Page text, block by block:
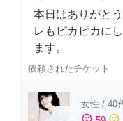
本日はありがと
レもピカピカに
ます。
依頼されたチケット
女性 / 40
sentiment_satisfied sentiment_neutral